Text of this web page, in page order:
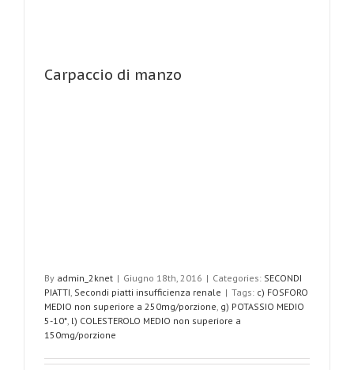
Carpaccio di manzo
By admin_2knet | Giugno 18th, 2016 | Categories: SECONDI
PIATTI, Secondi piatti insufficienza renale | Tags: c) FOSFORO
MEDIO non superiore a 250mg/porzione, g) POTASSIO MEDIO
5-10*, l) COLESTEROLO MEDIO non superiore a
150mg/porzione